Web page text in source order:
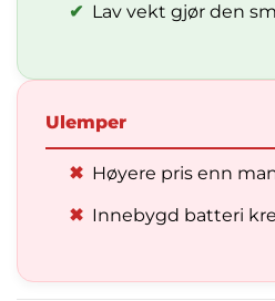
✔ Lav vekt gjør den
Ulemper
✖ Høyere pris enn
✖ Innebygd batteri